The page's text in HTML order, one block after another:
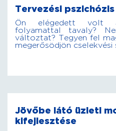
Tervezési pszichózis
Ön elégedett volt
folyamattal tavaly?
változtat? Tegyen fel
megerősödjön cselekvési
Jövőbe látó üzleti
kifejlesztése